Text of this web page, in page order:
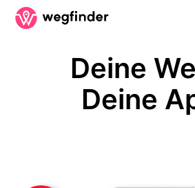
Deine
Deine